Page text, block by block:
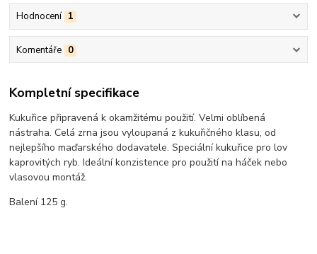
Hodnocení 1
Komentáře 0
Kompletní specifikace
Kukuřice připravená k okamžitému použití. Velmi oblíbená
nástraha. Celá zrna jsou vyloupaná z kukuřičného klasu, od
nejlepšího maďarského dodavatele. Speciální kukuřice pro lov
kaprovitých ryb. Ideální konzistence pro použití na háček nebo
vlasovou montáž.
Balení 125 g.